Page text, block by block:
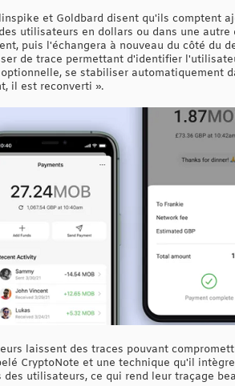
et Goldbard disent qu'ils comptent
utilisateurs en dollars ou dans une
puis l'échangera à nouveau du côté du
de trace permettant d'identifier
se stabiliser automatiquement
il est reconverti ».
laissent des traces pouvant
CryptoNote et une technique qu'il
utilisateurs, ce qui rend leur traçage